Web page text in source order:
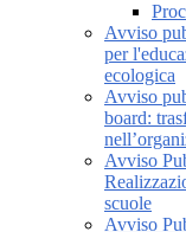
Avviso
per
ecologica
Avviso
board:
Avviso
scuole
Avviso